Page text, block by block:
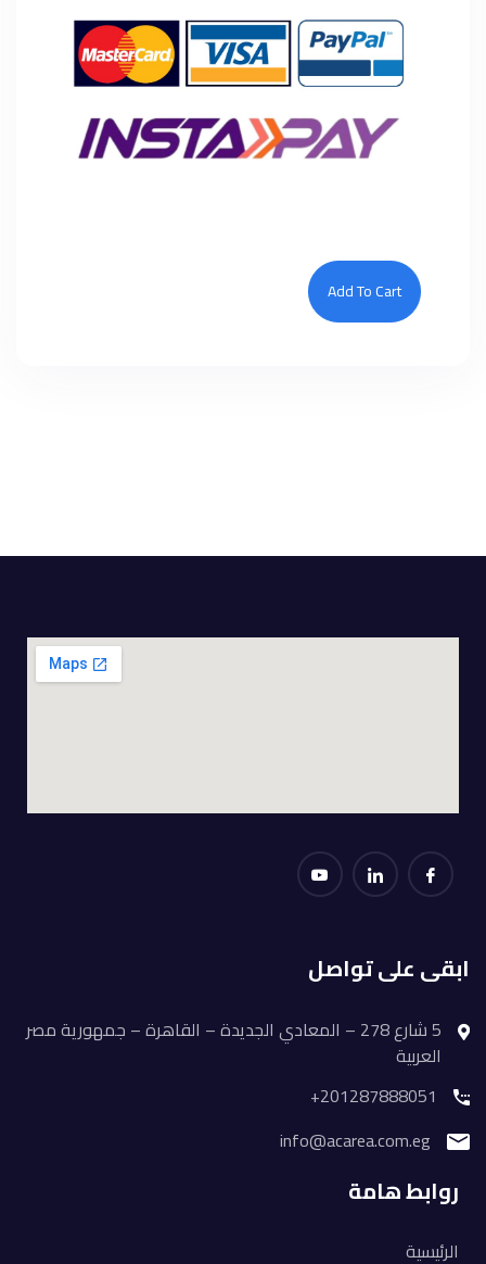
Add To Cart
ابقى على تواصل
5 شارع 278 – المعادي الجديدة – القاهرة – جمهورية مصر
العربية
201287888051+
info@acarea.com.eg
روابط هامة
الرئيسية